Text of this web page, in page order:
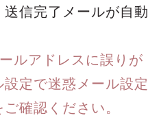
信完了メールが自動
ルアドレスに誤りが
定で迷惑メール設定
確認ください。